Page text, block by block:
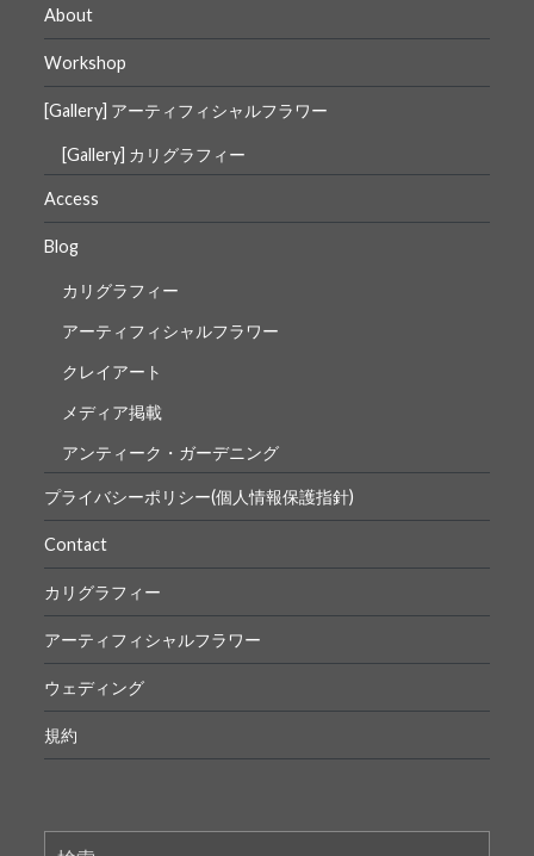
About
Workshop
[Gallery] アーティフィシャルフラワー
[Gallery] カリグラフィー
Access
Blog
カリグラフィー
アーティフィシャルフラワー
クレイアート
メディア掲載
アンティーク・ガーデニング
プライバシーポリシー(個人情報保護指針)
Contact
カリグラフィー
アーティフィシャルフラワー
ウェディング
規約